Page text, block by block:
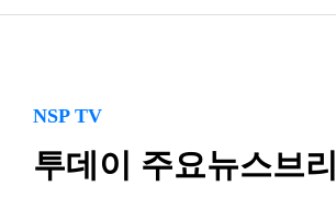
NSP TV
투데이 주요뉴스브